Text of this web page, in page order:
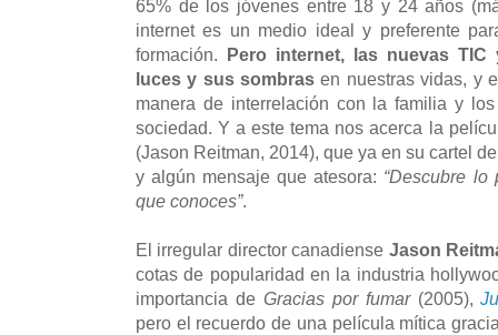
65% de los jóvenes entre 18 y 24 años
internet es un medio ideal y preferente
formación. Pero internet, las nuevas
luces y sus sombras en nuestras vidas, y
manera de interrelación con la familia y
sociedad. Y a este tema nos acerca la
(Jason Reitman, 2014), que ya en su cartel
y algún mensaje que atesora: “Descubre
que conoces”.
El irregular director canadiense Jason
cotas de popularidad en la industria
importancia de Gracias por fumar(2005),
pero el recuerdo de una película mítica